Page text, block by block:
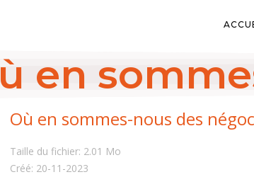
en
Où en sommes-nous des
Taille du fichier: 2.01 Mo
Créé: 20-11-2023